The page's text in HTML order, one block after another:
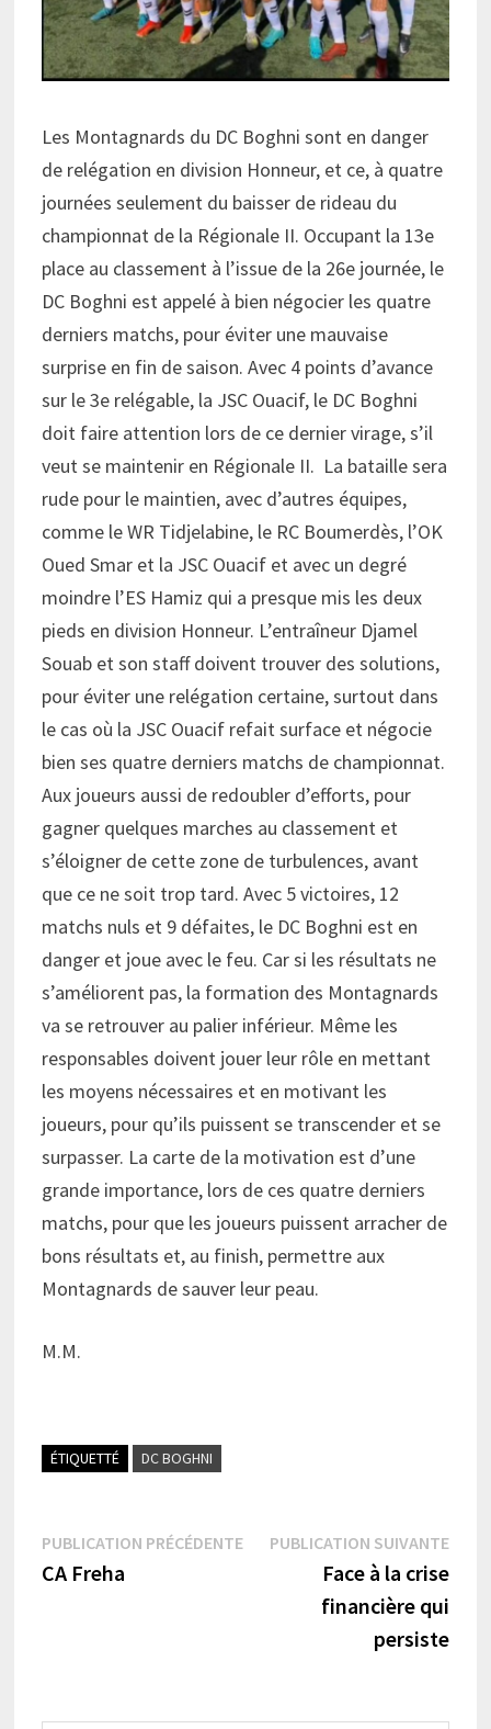
Les Montagnards du DC Boghni sont en danger
de relégation en division Honneur, et ce, à quatre
journées seulement du baisser de rideau du
championnat de la Régionale II. Occupant la 13e
place au classement à l’issue de la 26e journée, le
DC Boghni est appelé à bien négocier les quatre
derniers matchs, pour éviter une mauvaise
surprise en fin de saison. Avec 4 points d’avance
sur le 3e relégable, la JSC Ouacif, le DC Boghni
doit faire attention lors de ce dernier virage, s’il
veut se maintenir en Régionale II. La bataille sera
rude pour le maintien, avec d’autres équipes,
comme le WR Tidjelabine, le RC Boumerdès, l’OK
Oued Smar et la JSC Ouacif et avec un degré
moindre l’ES Hamiz qui a presque mis les deux
pieds en division Honneur. L’entraîneur Djamel
Souab et son staff doivent trouver des solutions,
pour éviter une relégation certaine, surtout dans
le cas où la JSC Ouacif refait surface et négocie
bien ses quatre derniers matchs de championnat.
Aux joueurs aussi de redoubler d’efforts, pour
gagner quelques marches au classement et
s’éloigner de cette zone de turbulences, avant
que ce ne soit trop tard. Avec 5 victoires, 12
matchs nuls et 9 défaites, le DC Boghni est en
danger et joue avec le feu. Car si les résultats ne
s’améliorent pas, la formation des Montagnards
va se retrouver au palier inférieur. Même les
responsables doivent jouer leur rôle en mettant
les moyens nécessaires et en motivant les
joueurs, pour qu’ils puissent se transcender et se
surpasser. La carte de la motivation est d’une
grande importance, lors de ces quatre derniers
matchs, pour que les joueurs puissent arracher de
bons résultats et, au finish, permettre aux
Montagnards de sauver leur peau.
M.M.
ÉTIQUETTÉ DC BOGHNI
Navigation
de
PUBLICATION PRÉCÉDENTEPublication
précédente :
CA Freha
PUBLICATION SUIVANTE
Face à la crise
financière qui
persiste